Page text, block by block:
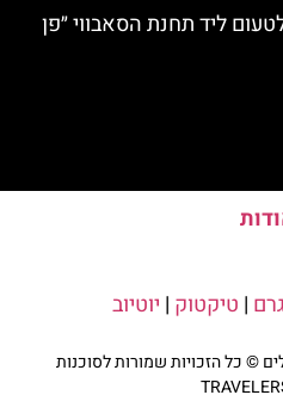
ליד תחנת הסאבווי ״פן
| טיקטוק | יוטיוב
© כל הזכויות שמורות לסוכנות